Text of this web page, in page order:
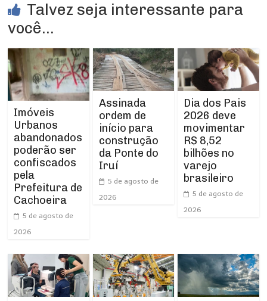
Talvez seja interessante para
você...
Imóveis
Urbanos
abandonados
poderão ser
confiscados
pela
Prefeitura de
Cachoeira
5 de agosto de
2026
Assinada
ordem de
início para
construção
da Ponte do
Iruí
5 de agosto de
2026
Dia dos Pais
2026 deve
movimentar
R$ 8,52
bilhões no
varejo
brasileiro
5 de agosto de
2026